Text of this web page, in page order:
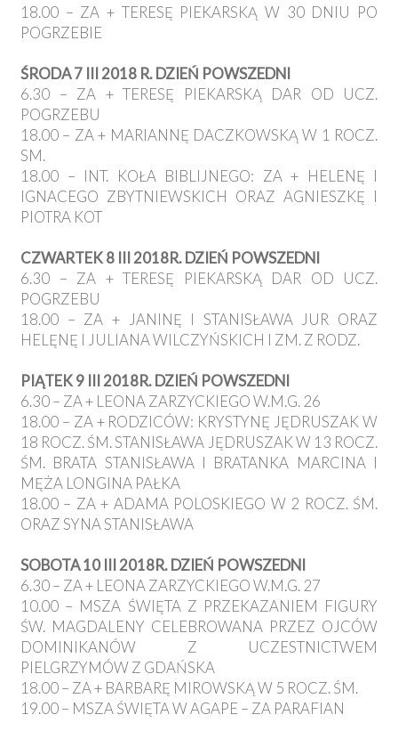
18.00 – ZA + TERESĘ PIEKARSKĄ W 30 DNIU PO
POGRZEBIE
ŚRODA 7 III 2018 R. DZIEŃ POWSZEDNI
6.30 – ZA + TERESĘ PIEKARSKĄ DAR OD UCZ.
POGRZEBU
18.00 – ZA + MARIANNĘ DACZKOWSKĄ W 1 ROCZ.
SM.
18.00 – INT. KOŁA BIBLIJNEGO: ZA + HELENĘ I
IGNACEGO ZBYTNIEWSKICH ORAZ AGNIESZKĘ I
PIOTRA KOT
CZWARTEK 8 III 2018R. DZIEŃ POWSZEDNI
6.30 – ZA + TERESĘ PIEKARSKĄ DAR OD UCZ.
POGRZEBU
18.00 – ZA + JANINĘ I STANISŁAWA JUR ORAZ
HELĘNĘ I JULIANA WILCZYŃSKICH I ZM. Z RODZ.
PIĄTEK 9 III 2018R. DZIEŃ POWSZEDNI
6.30 – ZA + LEONA ZARZYCKIEGO W.M.G. 26
18.00 – ZA + RODZICÓW: KRYSTYNĘ JĘDRUSZAK W
18 ROCZ. ŚM. STANISŁAWA JĘDRUSZAK W 13 ROCZ.
ŚM. BRATA STANISŁAWA I BRATANKA MARCINA I
MĘŻA LONGINA PAŁKA
18.00 – ZA + ADAMA POLOSKIEGO W 2 ROCZ. ŚM.
ORAZ SYNA STANISŁAWA
SOBOTA 10 III 2018R. DZIEŃ POWSZEDNI
6.30 – ZA + LEONA ZARZYCKIEGO W.M.G. 27
10.00 – MSZA ŚWIĘTA Z PRZEKAZANIEM FIGURY
ŚW. MAGDALENY CELEBROWANA PRZEZ OJCÓW
DOMINIKANÓW Z UCZESTNICTWEM
PIELGRZYMÓW Z GDAŃSKA
18.00 – ZA + BARBARĘ MIROWSKĄ W 5 ROCZ. ŚM.
19.00 – MSZA ŚWIĘTA W AGAPE – ZA PARAFIAN